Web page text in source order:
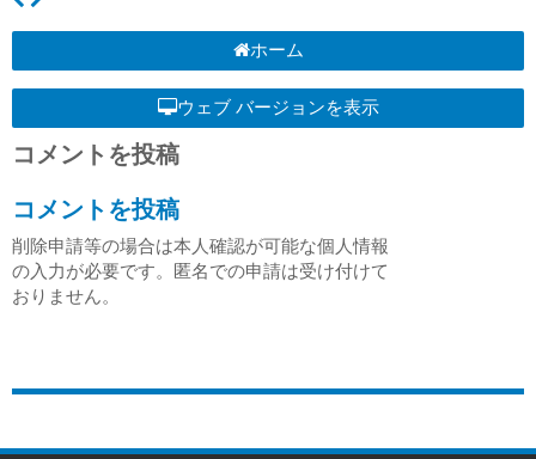
ホーム
ウェブ バージョンを表示
コメントを投稿
コメントを投稿
削除申請等の場合は本人確認が可能な個人情報
の入力が必要です。匿名での申請は受け付けて
おりません。